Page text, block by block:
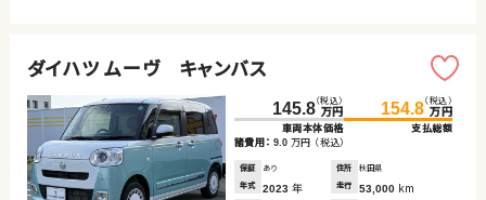
ダイハツ ムーヴ キャンバス
145.8（税込）
万円
車両本体価格
154.8（税込）
万円
支払総額
諸費用： 9.0 万円 （税込）
保証 あり 住所
秋田県
年式
2023 年 走行 53,000 km